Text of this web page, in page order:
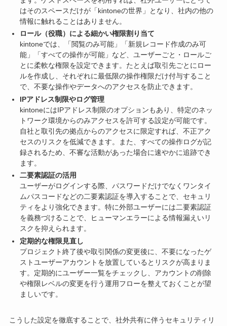
はそのスペースだけが「kintoneの世界」となり、社内の他の
情報に触れることはありません。
ロール（役職）による細かい権限割り当て
kintoneでは、「閲覧のみ可能」「新規レコード作成のみ可
能」「すべての操作が可能」など、ユーザーごと・ロールご
とに柔軟な権限を設定できます。たとえば取引先ごとにロー
ルを作成し、それぞれに最低限の操作権限だけ付与すること
で、不要な操作やデータへのアクセスを防止できます。
IPアドレス制限やログ管理
kintoneにはIPアドレス制限のオプションもあり、特定のネッ
トワーク環境からのみアクセスを許可する設定が可能です。
自社と取引先の拠点からのアクセスに限定すれば、不正アク
セスのリスクを低減できます。また、すべての操作ログが記
録されるため、不審な活動があった場合に速やかに追跡でき
ます。
二要素認証の活用
ユーザーがログインする際、パスワードだけでなくワンタイ
ムパスコードなどの二要素認証を導入することで、セキュリ
ティをより強化できます。特に外部ユーザーには二要素認証
を義務づけることで、ヒューマンエラーによる情報漏えいリ
スクを抑えられます。
定期的な権限見直し
プロジェクト終了後や取引関係の変更後に、不要になったゲ
ストユーザーアカウントを放置しているとリスクが高まりま
す。定期的にユーザー一覧をチェックし、アカウントの削除
や権限レベルの変更を行う運用フローを整えておくことが望
ましいです。
こうした設定を徹底することで、社外共有に伴うセキュリティリ